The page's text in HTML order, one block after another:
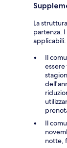
La
partenza.
applicabili:
Il
essere
Il
notte,